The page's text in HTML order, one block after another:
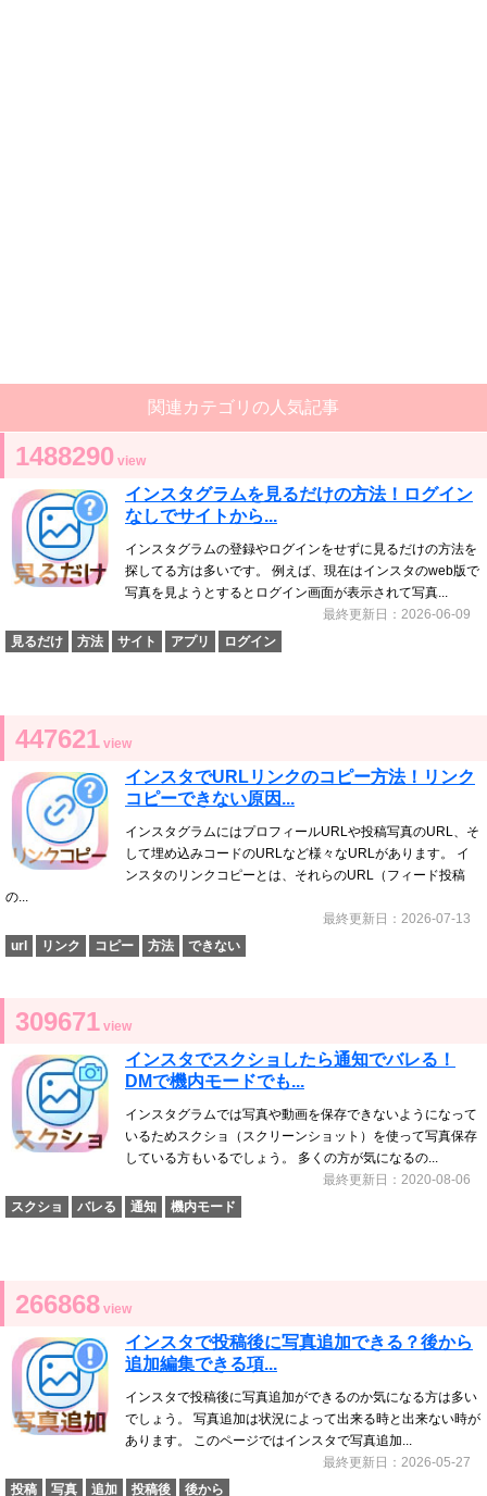
関連カテゴリの人気記事
1488290 view
インスタグラムを見るだけの方法！ログイン
なしでサイトから...
インスタグラムの登録やログインをせずに見るだけの方法を
探してる方は多いです。 例えば、現在はインスタのweb版で
写真を見ようとするとログイン画面が表示されて写真...
最終更新日：2026-06-09
見るだけ
方法 サイト アプリ ログイン
447621 view
インスタでURLリンクのコピー方法！リンク
コピーできない原因...
インスタグラムにはプロフィールURLや投稿写真のURL、そ
して埋め込みコードのURLなど様々なURLがあります。 イ
ンスタのリンクコピーとは、それらのURL（フィード投稿
の...
最終更新日：2026-07-13
url
リンク コピー 方法 できない
309671 view
インスタでスクショしたら通知でバレる！
DMで機内モードでも...
インスタグラムでは写真や動画を保存できないようになって
いるためスクショ（スクリーンショット）を使って写真保存
している方もいるでしょう。 多くの方が気になるの...
最終更新日：2020-08-06
スクショ
バレる 通知 機内モード
266868 view
インスタで投稿後に写真追加できる？後から
追加編集できる項...
インスタで投稿後に写真追加ができるのか気になる方は多い
でしょう。 写真追加は状況によって出来る時と出来ない時が
あります。 このページではインスタで写真追加...
最終更新日：2026-05-27
投稿
写真 追加 投稿後 後から